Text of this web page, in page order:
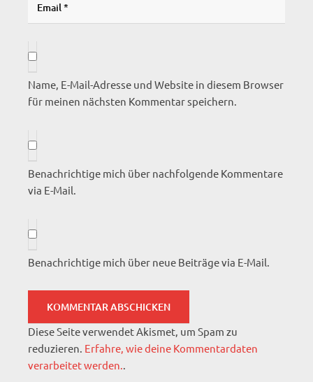
Name, E-Mail-Adresse und Website in diesem Browser
für meinen nächsten Kommentar speichern.
Benachrichtige mich über nachfolgende Kommentare
via E-Mail.
Benachrichtige mich über neue Beiträge via E-Mail.
Diese Seite verwendet Akismet, um Spam zu
reduzieren. Erfahre, wie deine Kommentardaten
verarbeitet werden..